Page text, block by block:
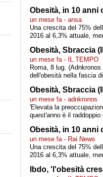
Obesità, in 10 anni
un mese fa - ansa
Una crescita del 75%
2016 al 6,3% attuale,
Obesità, Sbraccia
un mese fa - IL TEMPO
Roma, 8 lug.
dell'obesità nella fascia
Obesità, Sbraccia
un mese fa - adnkronos
'Elevata la
quest'anno è il
Obesità, in 10 anni
un mese fa - Rai News
Una crescita del 75%
2016 al 6,3% attuale,
Ibdo, 'l'obesità